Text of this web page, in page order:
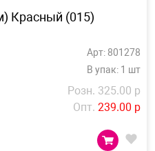
Красный (015)
Арт: 801278
В упак: 1 шт
Розн. 325.00 р
Опт. 239.00 р